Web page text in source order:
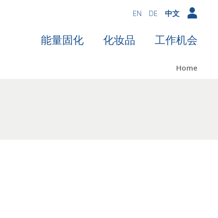
EN DE 中文
能量固化 化妆品 工作机会
Home